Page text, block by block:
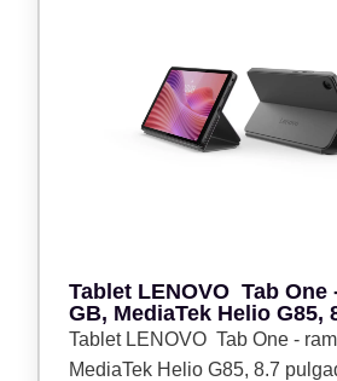
Tablet LENOVO Tab One
GB, MediaTek Helio G85,
pulgadas, Android 14,
incluye Funda
Tablet LENOVO Tab One -
MediaTek Helio G85, 8.7